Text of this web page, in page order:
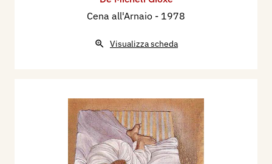
precisa, nella quale convergono realismo e
armonie tonali si accompagnano all’evidenza
figure, con tagli di particolari, con i simboli
pregnanti; una pittura insomma ascetica, come si
conviene allo spirito contingente e universale
della storia raccontata. […]
Cena all'Arnaio - 1978
Visualizza scheda